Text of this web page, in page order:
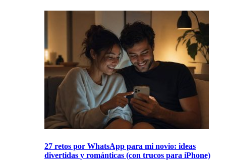
27 retos por WhatsApp para mi novio: ideas
divertidas y románticas (con trucos para iPhone)